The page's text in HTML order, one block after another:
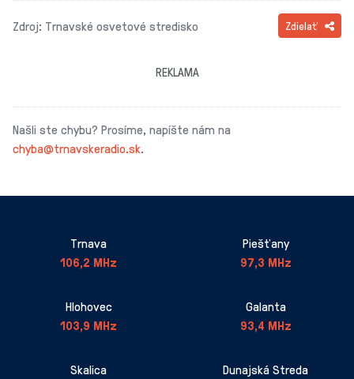
Zdroj: Trnavské osvetové stredisko Zdielať
REKLAMA
Našli ste chybu? Prosíme, napíšte nám na
chyba@trnavskeradio.sk.
Trnava
106,2 MHz
Piešťany
97,3 MHz
Hlohovec
103,9 MHz
Galanta
93,4 MHz
Skalica
Dunajská Streda